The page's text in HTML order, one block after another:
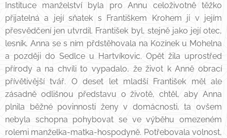
Instituce manželství byla pro Annu celoživotně těžko
přijatelná a její sňatek s Františkem Krohem ji v jejím
přesvědčení jen utvrdil. František byl, stejně jako její otec,
lesník, Anna se s ním přdstěhovala na Kozínek u Mohelna
a později do Sedlce u Hartvíkovic. Opět žila uprostřed
přírody a na chvíli to vypadalo, že život k Anně obrací
přívětivější tvář. O deset let mladší František měl ale
zásadně odlišnou představu o životě, chtěl, aby Anna
plnila běžné povinnosti ženy v domácnosti, ta ovšem
nebyla schopna pohybovat se ve výběhu omezeném
rolemi manželka-matka-hospodyně. Potřebovala volnost,